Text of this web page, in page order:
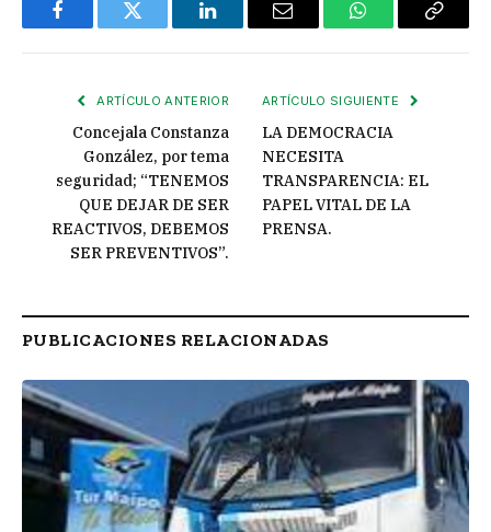
FacebookTwitter LinkedInEmail WhatsAppCopiar
ARTÍCULO ANTERIOR
Concejala Constanza
González, por tema
seguridad; “TENEMOS
QUE DEJAR DE SER
REACTIVOS, DEBEMOS
SER PREVENTIVOS”.
ARTÍCULO SIGUIENTE
LA DEMOCRACIA
NECESITA
TRANSPARENCIA: EL
PAPEL VITAL DE LA
PRENSA.
PUBLICACIONES RELACIONADAS